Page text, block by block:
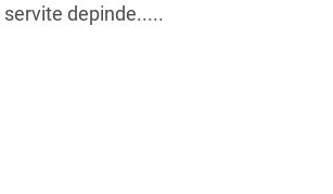
depinde.....